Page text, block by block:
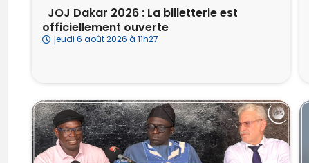
‎ ‎ ‎JOJ Dakar 2026 : La billetterie est
officiellement ouverte
jeudi 6 août 2026 à 11h27